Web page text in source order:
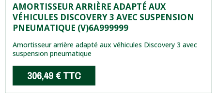
AMORTISSEUR ARRIÈRE ADAPTÉ AUX
VÉHICULES DISCOVERY 3 AVEC SUSPENSION
PNEUMATIQUE (V)6A999999
Amortisseur arrière adapté aux véhicules Discovery 3 avec
suspension pneumatique
306,49 €TTC